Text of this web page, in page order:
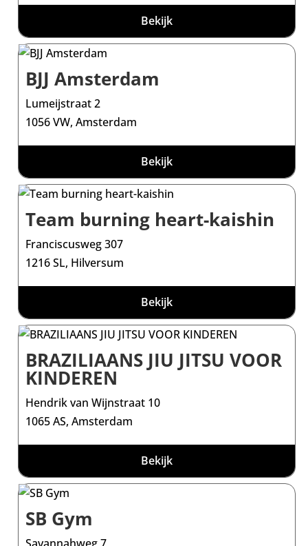
Bekijk
BJJ Amsterdam
Lumeijstraat 2
1056 VW, Amsterdam
Bekijk
Team burning heart-kaishin
Franciscusweg 307
1216 SL, Hilversum
Bekijk
BRAZILIAANS JIU JITSU VOOR
KINDEREN
Hendrik van Wijnstraat 10
1065 AS, Amsterdam
Bekijk
SB Gym